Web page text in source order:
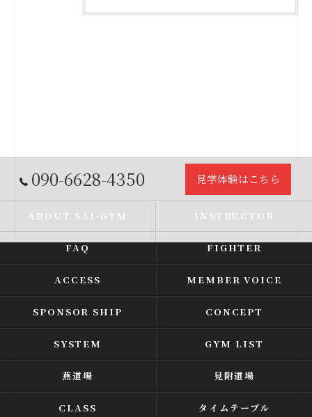
090-6628-4350 見学体験はこちら
ABOUT SAI-GYM INSTRUCTOR
FAQ FIGHTER
ACCESS MEMBER VOICE
SPONSOR SHIP CONCEPT
SYSTEM GYM LIST
燕道場 見附道場
CLASS タイムテーブル